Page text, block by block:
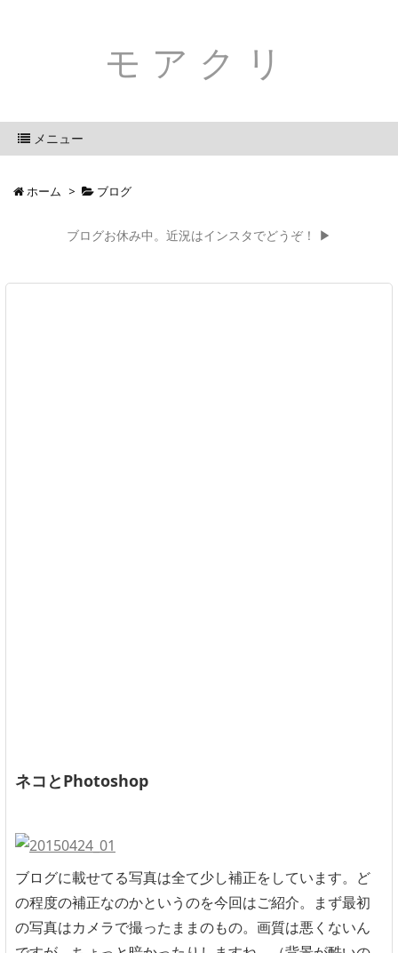
モアクリ
メニュー
ホーム > ブログ
ブログお休み中。近況はインスタでどうぞ！ ▶
ネコとPhotoshop
ブログに載せてる写真は全て少し補正をしています。ど
の程度の補正なのかというのを今回はご紹介。まず最初
の写真はカメラで撮ったままのもの。画質は悪くないん